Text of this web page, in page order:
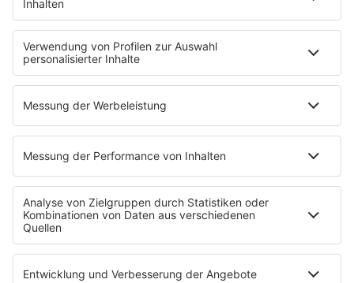
Erdbeerkäse
Fitness mit M.A.R.K
Glück in Worten
Todesursache
Niemand muss ein Promi sein
PROGRAMM
Mit den Waffeln einer Frau
SERVICE
Empfang
barba radio App
Impressum